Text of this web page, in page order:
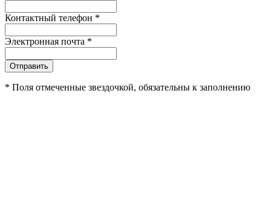
Контактный телефон *
Электронная почта *
Отправить
* Поля отмеченные звездочкой, обязательны к заполнению